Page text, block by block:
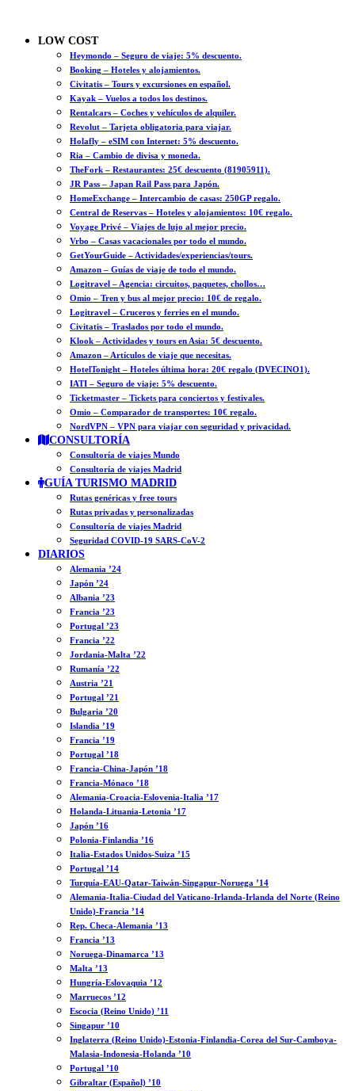
LOW COST
Heymondo – Seguro de viaje: 5% descuento.
Booking – Hoteles y alojamientos.
Civitatis – Tours y excursiones en español.
Kayak – Vuelos a todos los destinos.
Rentalcars – Coches y vehículos de alquiler.
Revolut – Tarjeta obligatoria para viajar.
Holafly – eSIM con Internet: 5% descuento.
Ria – Cambio de divisa y moneda.
TheFork – Restaurantes: 25€ descuento (81905911).
JR Pass – Japan Rail Pass para Japón.
HomeExchange – Intercambio de casas: 250GP regalo.
Central de Reservas – Hoteles y alojamientos: 10€ regalo.
Voyage Privé – Viajes de lujo al mejor precio.
Vrbo – Casas vacacionales por todo el mundo.
GetYourGuide – Actividades/experiencias/tours.
Amazon – Guías de viaje de todo el mundo.
Logitravel – Agencia: circuitos, paquetes, chollos…
Omio – Tren y bus al mejor precio: 10€ de regalo.
Logitravel – Cruceros y ferries en el mundo.
Civitatis – Traslados por todo el mundo.
Klook – Actividades y tours en Asia: 5€ descuento.
Amazon – Artículos de viaje que necesitas.
HotelTonight – Hoteles última hora: 20€ regalo (DVECINO1).
IATI – Seguro de viaje: 5% descuento.
Ticketmaster – Tickets para conciertos y festivales.
Omio – Comparador de transportes: 10€ regalo.
NordVPN – VPN para viajar con seguridad y privacidad.
CONSULTORÍA
Consultoría de viajes Mundo
Consultoría de viajes Madrid
GUÍA TURISMO MADRID
Rutas genéricas y free tours
Rutas privadas y personalizadas
Consultoría de viajes Madrid
Seguridad COVID-19 SARS-CoV-2
DIARIOS
Alemania ’24
Japón ’24
Albania ’23
Francia ’23
Portugal ’23
Francia ’22
Jordania-Malta ’22
Rumanía ’22
Austria ’21
Portugal ’21
Bulgaria ’20
Islandia ’19
Francia ’19
Portugal ’18
Francia-China-Japón ’18
Francia-Mónaco ’18
Alemania-Croacia-Eslovenia-Italia ’17
Holanda-Lituania-Letonia ’17
Japón ’16
Polonia-Finlandia ’16
Italia-Estados Unidos-Suiza ’15
Portugal ’14
Turquía-EAU-Qatar-Taiwán-Singapur-Noruega ’14
Alemania-Italia-Ciudad del Vaticano-Irlanda-Irlanda del Norte (Reino
Unido)-Francia ’14
Rep. Checa-Alemania ’13
Francia ’13
Noruega-Dinamarca ’13
Malta ’13
Hungría-Eslovaquia ’12
Marruecos ’12
Escocia (Reino Unido) ’11
Singapur ’10
Inglaterra (Reino Unido)-Estonia-Finlandia-Corea del Sur-Camboya-
Malasia-Indonesia-Holanda ’10
Portugal ’10
Gibraltar (Español) ’10